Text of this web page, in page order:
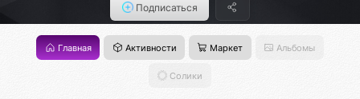
Подписаться
Главная Активности Маркет Альбомы
Солики